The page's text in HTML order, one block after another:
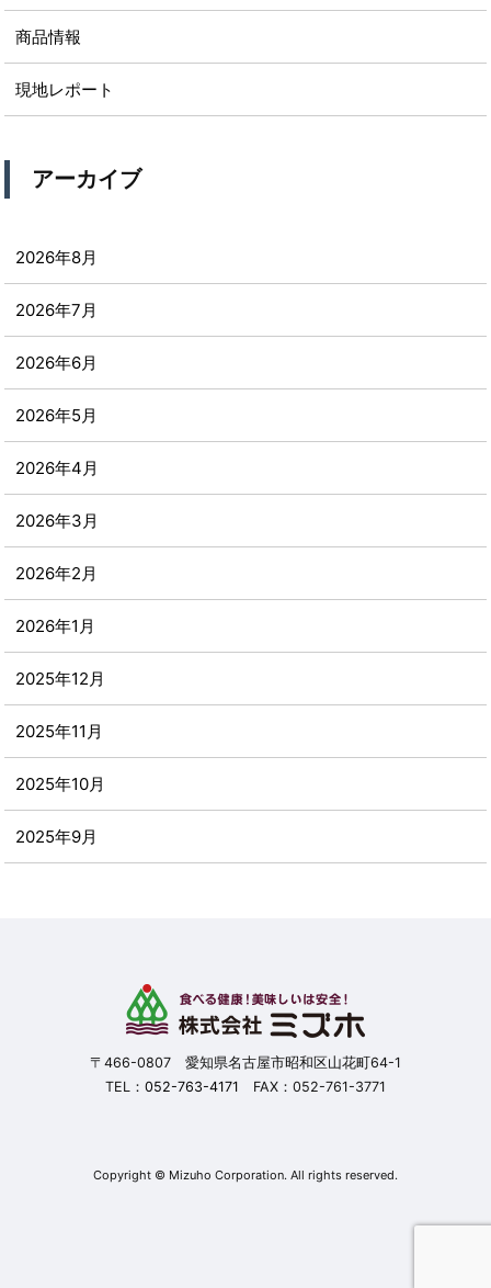
商品情報
現地レポート
アーカイブ
2026年8月
2026年7月
2026年6月
2026年5月
2026年4月
2026年3月
2026年2月
2026年1月
2025年12月
2025年11月
2025年10月
2025年9月
〒466-0807 愛知県名古屋市昭和区山花町64-1
TEL： 052-763-4171 FAX：052-761-3771
Copyright © Mizuho Corporation. All rights reserved.